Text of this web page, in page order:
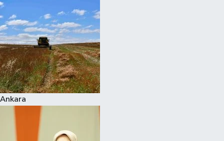
Ankara
Kültür Sanat
Sağlık
Siyaset
Teknoloji
Televizyon